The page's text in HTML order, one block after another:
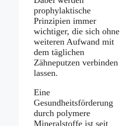
prophylaktische
Prinzipien immer
wichtiger, die sich ohne
weiteren Aufwand mit
dem täglichen
Zähneputzen verbinden
lassen.
Eine
Gesundheitsförderung
durch polymere
Mineralstoffe ist seit